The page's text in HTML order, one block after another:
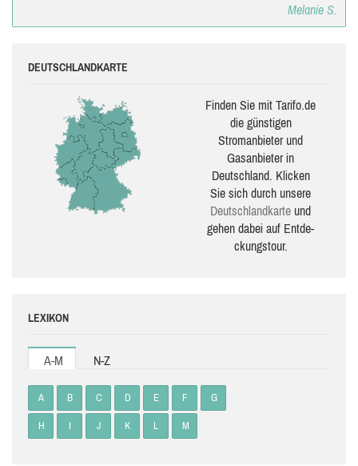
Melanie S.
DEUTSCHLANDKARTE
Finden Sie mit Tarifo.de
die güns­ti­gen
Stromanbieter und
Gasanbieter in
Deutschland. Klicken
Sie sich durch unsere
Deutsch­land­karte und
gehen dabei auf Ent­de­
ckungs­tour.
LEXIKON
A-M N-Z
A B C D E F G
H I J K L M